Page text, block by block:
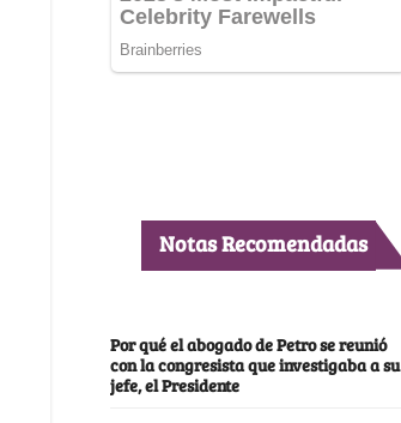
Notas Recomendadas
Por qué el abogado de Petro se reunió
con la congresista que investigaba a su
jefe, el Presidente